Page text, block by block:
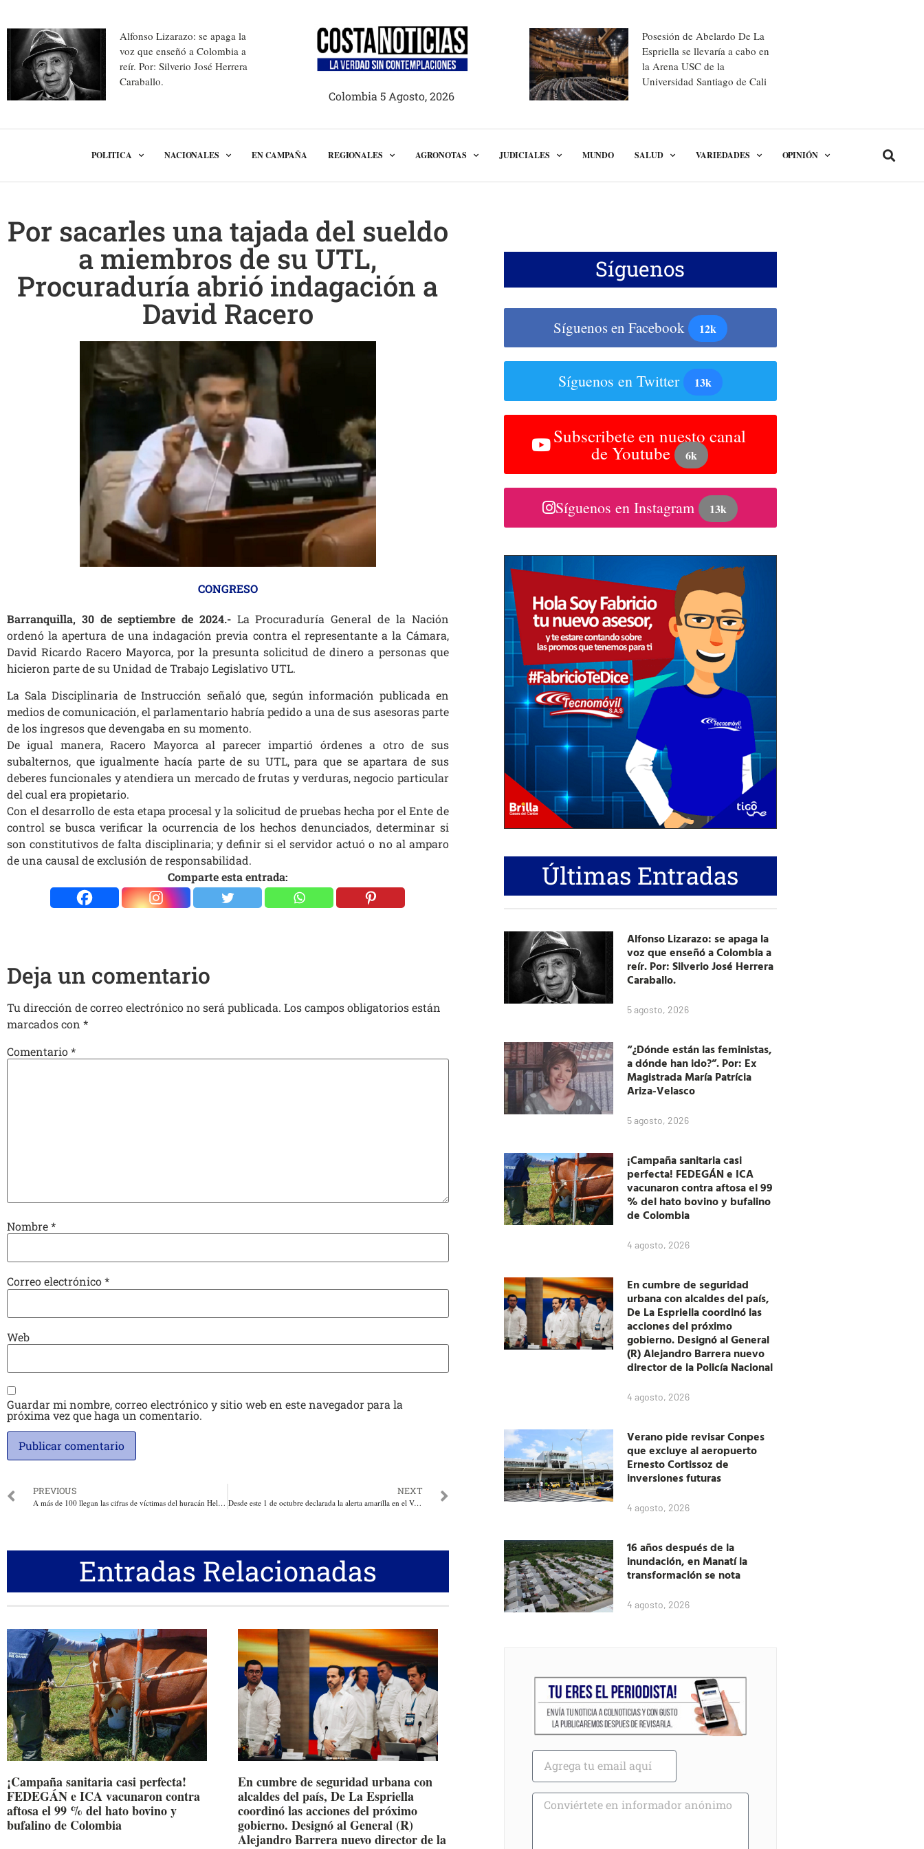
Alfonso Lizarazo: se apaga la
voz que enseñó a Colombia a
reír. Por: Silverio José Herrera
Caraballo.
Colombia 5 Agosto, 2026
Posesión de Abelardo De La
Espriella se llevaría a cabo en
la Arena USC de la
Universidad Santiago de Cali
POLITICA NACIONALES EN CAMPAÑA REGIONALES AGRONOTAS JUDICIALES MUNDO SALUD VARIEDADES OPINIÓN
Por sacarles una tajada del sueldo
a miembros de su UTL,
Procuraduría abrió indagación a
David Racero
CONGRESO
Barranquilla, 30 de septiembre de 2024.- La Procuraduría General de la Nación
ordenó la apertura de una indagación previa contra el representante a la Cámara,
David Ricardo Racero Mayorca, por la presunta solicitud de dinero a personas que
hicieron parte de su Unidad de Trabajo Legislativo UTL.
La Sala Disciplinaria de Instrucción señaló que, según información publicada en
medios de comunicación, el parlamentario habría pedido a una de sus asesoras parte
de los ingresos que devengaba en su momento.
De igual manera, Racero Mayorca al parecer impartió órdenes a otro de sus
subalternos, que igualmente hacía parte de su UTL, para que se apartara de sus
deberes funcionales y atendiera un mercado de frutas y verduras, negocio particular
del cual era propietario.
Con el desarrollo de esta etapa procesal y la solicitud de pruebas hecha por el Ente de
control se busca verificar la ocurrencia de los hechos denunciados, determinar si
son constitutivos de falta disciplinaria; y definir si el servidor actuó o no al amparo
de una causal de exclusión de responsabilidad.
Comparte esta entrada:
Deja un comentario
Tu dirección de correo electrónico no será publicada. Los campos obligatorios están
marcados con *
Comentario*
Nombre*
Correo electrónico*
Web
Guardar mi nombre, correo electrónico y sitio web en este navegador para la
próxima vez que haga un comentario.
PREVIOUS
A más de 100 llegan las cifras de víctimas del huracán Helene en USA. También hay cientos de desaparecidos.
NEXT
Desde este 1 de octubre declarada la alerta amarilla en el Valle del Cauca por la cumbre de biodiversidad COP16
Entradas Relacionadas
¡Campaña sanitaria casi perfecta!
FEDEGÁN e ICA vacunaron contra
aftosa el 99 % del hato bovino y
bufalino de Colombia
En cumbre de seguridad urbana con
alcaldes del país, De La Espriella
coordinó las acciones del próximo
gobierno. Designó al General (R)
Alejandro Barrera nuevo director de la
Síguenos
Síguenos en Facebook 12k
Síguenos en Twitter 13k
Subscribete en nuesto canal
de Youtube 6k
Síguenos en Instagram 13k
Últimas Entradas
Alfonso Lizarazo: se apaga la
voz que enseñó a Colombia a
reír. Por: Silverio José Herrera
Caraballo.
5 agosto, 2026
“¿Dónde están las feministas,
a dónde han ido?”. Por: Ex
Magistrada María Patrícia
Ariza-Velasco
5 agosto, 2026
¡Campaña sanitaria casi
perfecta! FEDEGÁN e ICA
vacunaron contra aftosa el 99
% del hato bovino y bufalino
de Colombia
4 agosto, 2026
En cumbre de seguridad
urbana con alcaldes del país,
De La Espriella coordinó las
acciones del próximo
gobierno. Designó al General
(R) Alejandro Barrera nuevo
director de la Policía Nacional
4 agosto, 2026
Verano pide revisar Conpes
que excluye al aeropuerto
Ernesto Cortissoz de
inversiones futuras
4 agosto, 2026
16 años después de la
inundación, en Manatí la
transformación se nota
4 agosto, 2026